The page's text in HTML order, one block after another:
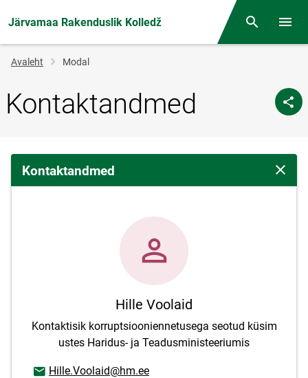
Järvamaa Rakenduslik Kolledž Otsing
Jälglink
Avaleht Modal
Kontaktandmed
Kontaktandmed Sulge
Hille Voolaid
Kontaktisik korruptsiooniennetusega seotud küsim
ustes Haridus- ja Teadusministeeriumis
E-posti aadress
Hille.Voolaid@hm.ee